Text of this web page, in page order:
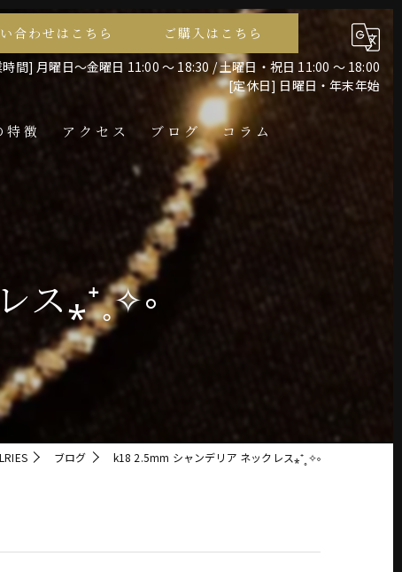
合わせはこちら
ご購入はこちら
間] 月曜日～金曜日 11:00 ～ 18:30 / 土曜日・祝日 11:00 ～ 18:00
[定休日] 日曜日・年末年始
特徴
ト
アクセス ブログ コラム
ス⁎⁺˳✧༚
ブログ k18 2.5mm シャンデリア ネックレス⁎⁺˳✧༚